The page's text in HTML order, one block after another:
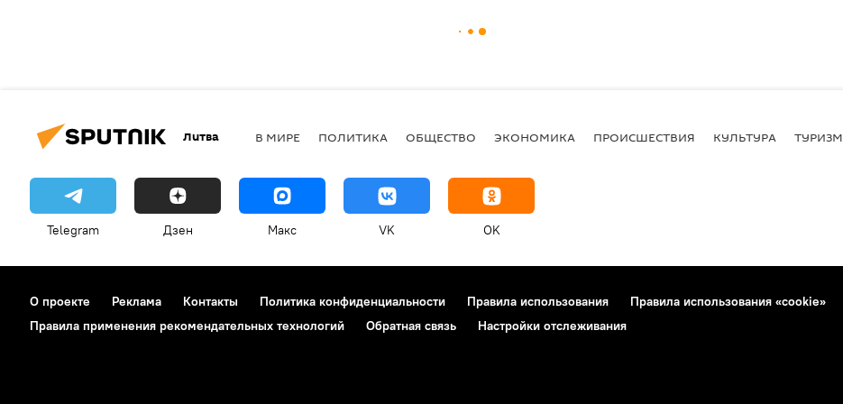
Литва В МИРЕ ПОЛИТИКА ОБЩЕСТВО ЭКОНОМИКА ПРОИСШЕСТВИЯ КУЛЬТУРА ТУРИЗМ
Telegram Дзен Макс VK OK
О проекте Реклама Контакты Политика конфиденциальности Правила использования
Правила использования «cookie»
Правила применения рекомендательных технологий
Обратная связь Настройки отслеживания